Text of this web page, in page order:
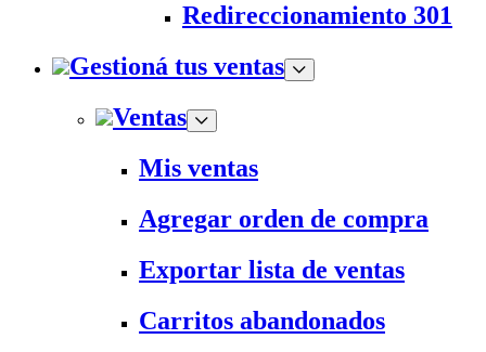
Redireccionamiento 301
Gestioná tus ventas
Ventas
Mis ventas
Agregar orden de compra
Exportar lista de ventas
Carritos abandonados